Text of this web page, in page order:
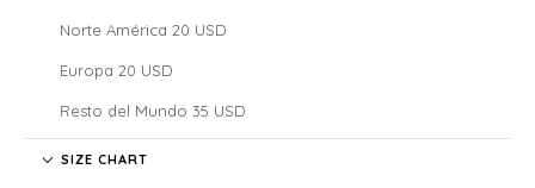
Norte América 20 USD
Europa 20 USD
Resto del Mundo 35 USD
Denali no se hace responsable por las regulaciones
SIZE CHART